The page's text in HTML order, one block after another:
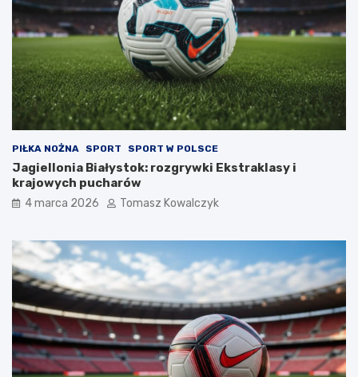
PIŁKA NOŻNA SPORT SPORT W POLSCE
Jagiellonia Białystok: rozgrywki Ekstraklasy i
krajowych pucharów
4 marca 2026 Tomasz Kowalczyk